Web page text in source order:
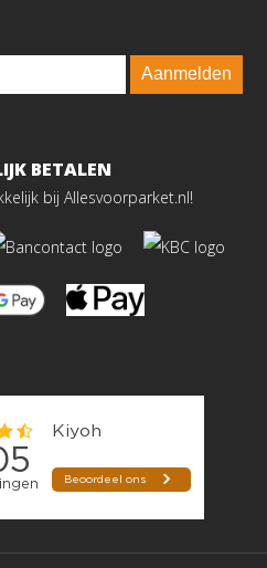
Aanmelden
BETALEN
bij Allesvoorparket.nl!